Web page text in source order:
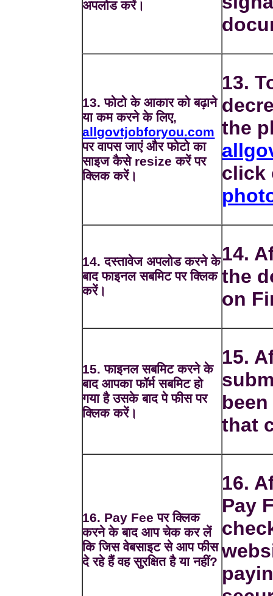
अपलोड करें।
13. फोटो के आकार को बढ़ाने
या कम करने के लिए,
allgovtjobforyou.com
पर वापस जाएं और फोटो का
साइज कैसे resize करें पर
क्लिक करें।
13.
the
click
14. दस्तावेज अपलोड करने के
बाद फाइनल सबमिट पर क्लिक
करें।
14.
the
on
15. फाइनल सबमिट करने के
बाद आपका फॉर्म सबमिट हो
गया है उसके बाद पे फीस पर
क्लिक करें।
15.
that
16. Pay Fee पर क्लिक
करने के बाद आप चेक कर लें
कि जिस वेबसाइट से आप फीस
दे रहे हैं वह सुरक्षित है या नहीं?
16.
Pay